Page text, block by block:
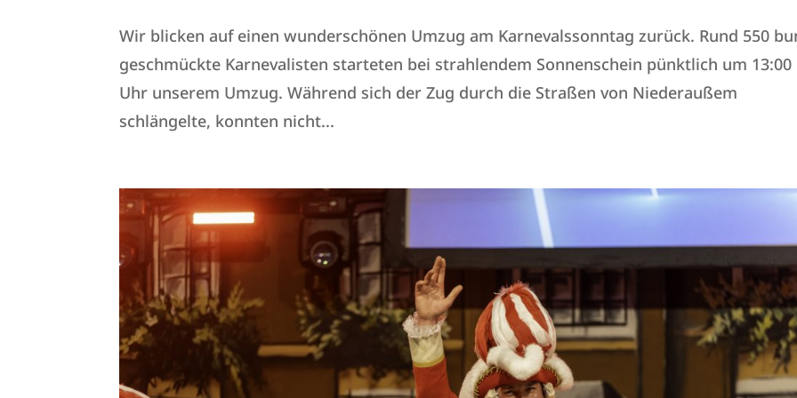
Wir blicken auf einen wunderschönen Umzug am Karnevalssonntag zurück. Rund 550
geschmückte Karnevalisten starteten bei strahlendem Sonnenschein pünktlich um 13:00
Uhr unserem Umzug. Während sich der Zug durch die Straßen von Niederaußem
schlängelte, konnten nicht...